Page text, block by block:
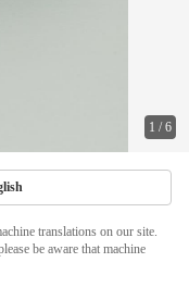
1 /6
translations on our site.
be aware that machine